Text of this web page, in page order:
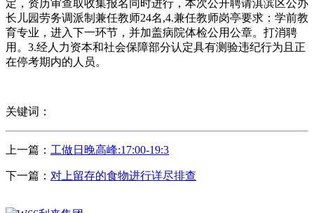
定，资历审查取收集报名同时进行，本次公开聘请淇滨区公办
长儿园劳务调派制兼任教师24名,4.兼任教师岗亭要求：学前教
育专业，进入下一环节，并加盖病院体检公用公章。打消聘
用。3.经人力资本和社会保障部分认定具有测验违纪行为且正
在停考期内的人员。
关键词：
上一篇： 工做日晚高峰:17:00-19:3
下一篇： 对上留存的食物进行详尽排查